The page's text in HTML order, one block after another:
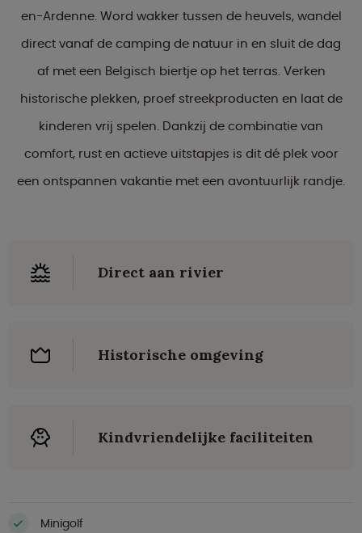
en-Ardenne. Word wakker tussen de heuvels, wandel
direct vanaf de camping de natuur in en sluit de dag
af met een Belgisch biertje op het terras. Verken
historische plekken, proef streekproducten en laat de
kinderen vrij spelen. Dankzij de combinatie van
comfort, rust en actieve uitstapjes is dit dé plek voor
een ontspannen vakantie met een avontuurlijk randje.
Direct aan rivier
Historische omgeving
Kindvriendelijke faciliteiten
Minigolf